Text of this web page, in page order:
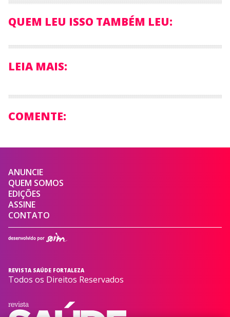
QUEM LEU ISSO TAMBÉM LEU:
LEIA MAIS:
COMENTE:
ANUNCIE
QUEM SOMOS
EDIÇÕES
ASSINE
CONTATO
REVISTA SAÚDE FORTALEZA
Todos os Direitos Reservados